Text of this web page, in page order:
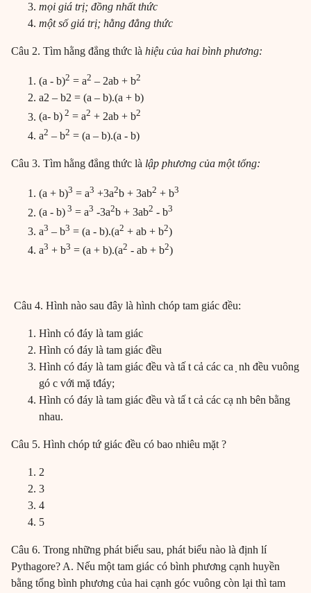
mọi giá trị; đồng nhất thức
một số giá trị; hằng đẳng thức
Câu 2. Tìm hằng đẳng thức là hiệu của hai bình phương:
(a - b)2 = a2 – 2ab + b2
a2 – b2 = (a – b).(a + b)
(a- b) 2 = a2 + 2ab + b2
a2 – b2 = (a – b).(a - b)
Câu 3. Tìm hằng đẳng thức là lập phương của một tổng:
(a + b)3 = a3 +3a2b + 3ab2 + b3
(a - b) 3 = a3 -3a2b + 3ab2 - b3
a3 – b3 = (a - b).(a2 + ab + b2)
a3 + b3 = (a + b).(a2 - ab + b2)
Câu 4. Hình nào sau đây là hình chóp tam giác đều:
Hình có đáy là tam giác
Hình có đáy là tam giác đều
Hình có đáy là tam giác đều và tấ t cả các ca ̣ nh đều vuông
gó c với mặ tđáy;
Hình có đáy là tam giác đều và tấ t cả các cạ nh bên bằng
nhau.
Câu 5. Hình chóp tứ giác đều có bao nhiêu mặt ?
2
3
4
5
Câu 6. Trong những phát biểu sau, phát biểu nào là định lí
Pythagore? A. Nếu một tam giác có bình phương cạnh huyền
bằng tổng bình phương của hai cạnh góc vuông còn lại thì tam